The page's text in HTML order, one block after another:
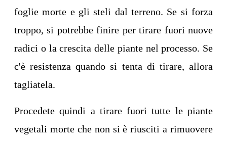
foglie morte e gli steli dal terreno. Se si forza
troppo, si potrebbe finire per tirare fuori nuove
radici o la crescita delle piante nel processo. Se
c'è resistenza quando si tenta di tirare, allora
tagliatela.
Procedete quindi a tirare fuori tutte le piante
vegetali morte che non si è riusciti a rimuovere